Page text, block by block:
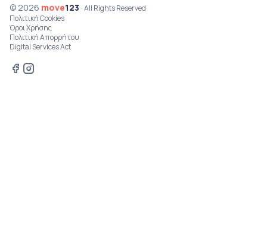
© 2026 move123 · All Rights Reserved
Πολιτική Cookies
Όροι Χρήσης
Πολιτική Απορρήτου
Digital Services Act